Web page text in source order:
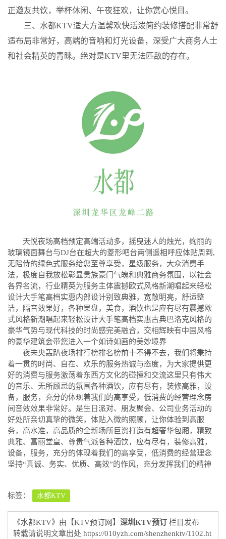
正邀友共饮，举杯休闲、午夜狂欢，让你赏心悦目。
三、水都KTV适大方温馨欢快活泼简约装修搭配非常舒
适布局非常好，高端的音响和灯光设备，深受广大商务人士
和社会精英的青睐。绝对是KTV里无法匹敌的存在。
天悦夜场高档预定高端活动多，摇曳迷人的烛光，绚丽的
玻璃镜面舞台与DJ台在超大的菱形吧台两侧遥相呼应体贴周到,
无陪侍的绿色式服务给您至尊享受，星级服务，大众消费手
法，极度自我放松彰显贵族豪门气魄和典雅商务氛围，以社会
各界名流，行业精英为服务主体震撼欧式风格新潮唱起来轻松
设计大手笔高档实惠内部设计别致典雅，宽敞明亮，舒适整
洁，隔音效果好，各种果盘，美食，酒饮也是应有尽有震撼欧
式风格新潮唱起来轻松设计大手笔高档实惠古典巴洛克风格的
豪华气势与现代科技的时尚感完美融合，交相辉映有中国风格
的豪华建筑会带您进入一个如诗如画的美妙境界
夜未央轰趴夜场排行榜排名榜前十不得不去，我们将秉持
着一贯的时尚、自在、欢乐的服务热诚与态度，为大家提供更
好的消费与服务激荡着东西方文化的碰撞和交流这里只有伟大
的音乐、无所顾忌的氛围各种酒饮，应有尽有，装修高雅，设
备，服务，充分的体现着我们的高享受，低消费的经营理念房
间音效效果非常好。是生日派对、朋友聚会、公司业务活动的
好处所亲切真挚的微笑，体贴入微的照顾，让你体验到高服
务，高水准，高品质的全新场所巨资打造有超奢华包厢，精致
典雅、富丽堂皇、尊贵气派各种酒饮，应有尽有，装修高雅，
设备，服务，充分的体现着我们的高享受，低消费的经营理念
坚持“真诚、务实、优质、高效”的作风，充分发挥我们的精神
标签： 水都KTV
《水都KTV》由【KTV预订网】 深圳KTV预订 栏目发布
转载请说明文章出处 https://010yzh.com/shenzhenktv/1102.ht